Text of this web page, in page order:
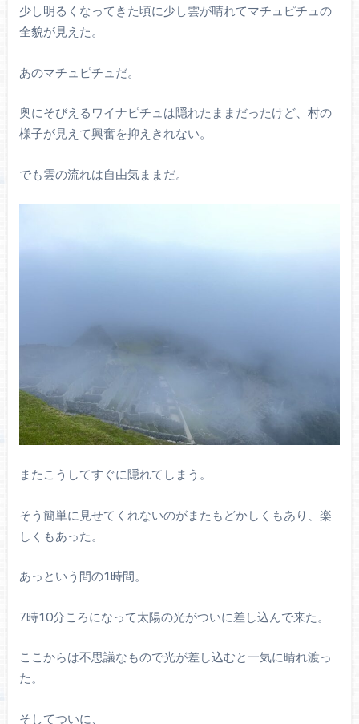
少し明るくなってきた頃に少し雲が晴れてマチュピチュの
全貌が見えた。
あのマチュピチュだ。
奥にそびえるワイナピチュは隠れたままだったけど、村の
様子が見えて興奮を抑えきれない。
でも雲の流れは自由気ままだ。
またこうしてすぐに隠れてしまう。
そう簡単に見せてくれないのがまたもどかしくもあり、楽
しくもあった。
あっという間の1時間。
7時10分ころになって太陽の光がついに差し込んで来た。
ここからは不思議なもので光が差し込むと一気に晴れ渡っ
た。
そしてついに、